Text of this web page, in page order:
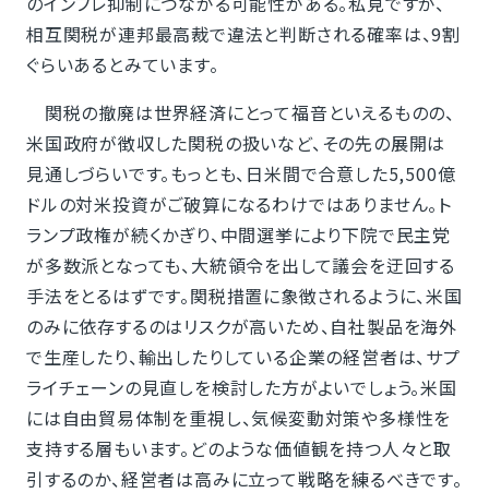
相互関税が連邦最高裁で違法と判断される確率は、9割
ぐらいあるとみています。
関税の撤廃は世界経済にとって福音といえるものの、
米国政府が徴収した関税の扱いなど、その先の展開は
見通しづらいです。もっとも、日米間で合意した5,500億
ドルの対米投資がご破算になるわけではありません。ト
ランプ政権が続くかぎり、中間選挙により下院で民主党
が多数派となっても、大統領令を出して議会を迂回する
手法をとるはずです。関税措置に象徴されるように、米国
のみに依存するのはリスクが高いため、自社製品を海外
で生産したり、輸出したりしている企業の経営者は、サプ
ライチェーンの見直しを検討した方がよいでしょう。米国
には自由貿易体制を重視し、気候変動対策や多様性を
支持する層もいます。どのような価値観を持つ人々と取
引するのか、経営者は高みに立って戦略を練るべきです。